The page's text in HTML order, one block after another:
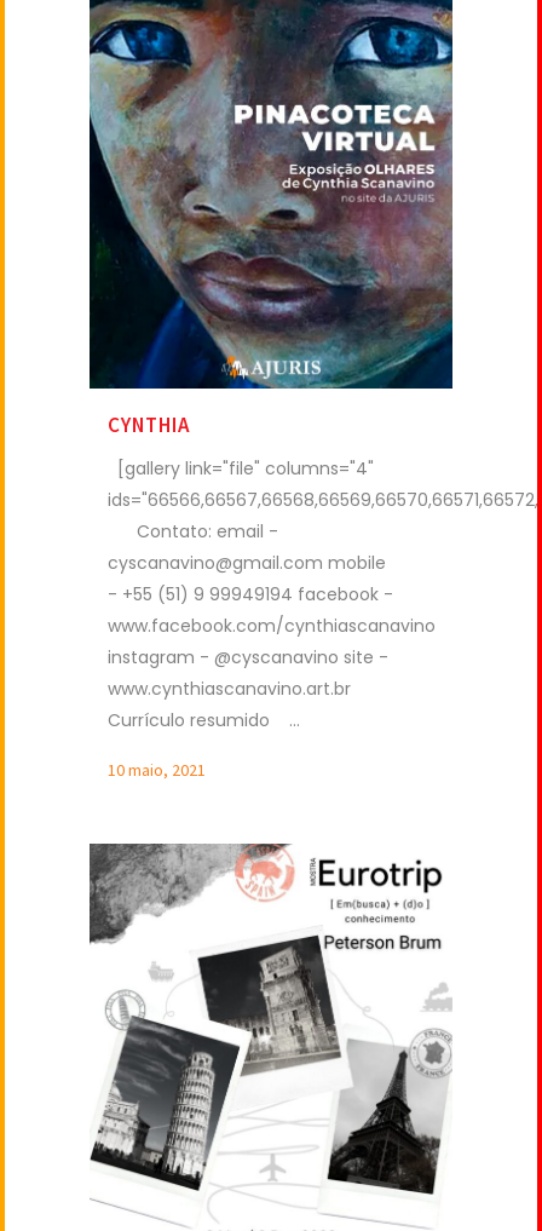
CYNTHIA
[gallery link="file" columns="4"
Contato: email -
cyscanavino@gmail.com mobile
- +55 (51) 9 99949194 facebook -
www.facebook.com/cynthiascanavino
instagram - @cyscanavino site -
www.cynthiascanavino.art.br
Currículo resumido ...
10 maio, 2021